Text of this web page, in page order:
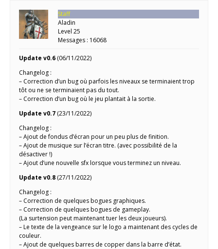
Staff
Aladin
Level 25
Messages : 16068
Update v0.6 (06/11/2022)
Changelog :
– Correction d’un bug où parfois les niveaux se terminaient trop
tôt ou ne se terminaient pas du tout.
– Correction d’un bug où le jeu plantait à la sortie.
Update v0.7 (23/11/2022)
Changelog :
– Ajout de fondus d’écran pour un peu plus de finition.
– Ajout de musique sur l’écran titre. (avec possibilité de la
désactiver !)
– Ajout d’une nouvelle sfx lorsque vous terminez un niveau.
Update v0.8 (27/11/2022)
Changelog :
– Correction de quelques bogues graphiques.
– Correction de quelques bogues de gameplay.
(La surtension peut maintenant tuer les deux joueurs).
– Le texte de la vengeance sur le logo a maintenant des cycles de
couleur.
– Ajout de quelques barres de copper dans la barre d’état.